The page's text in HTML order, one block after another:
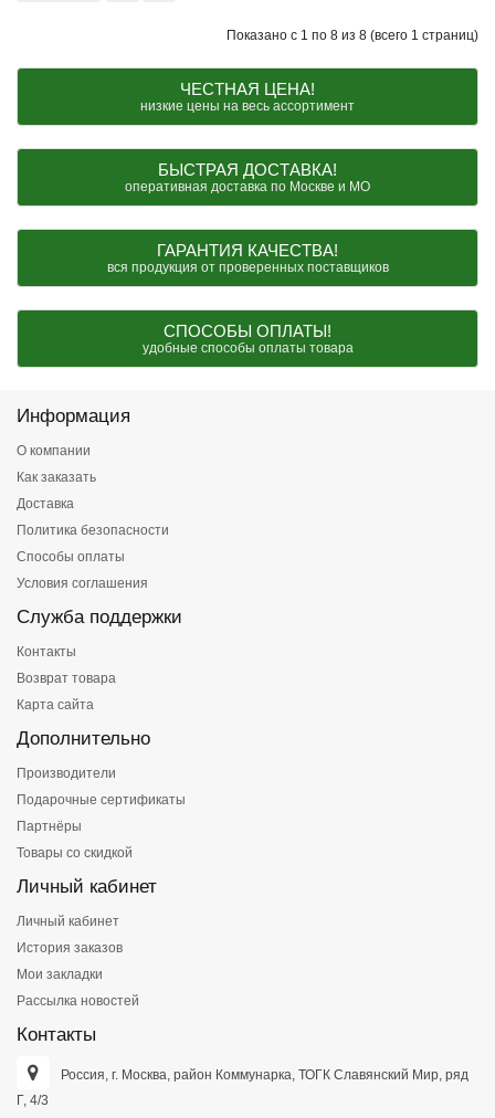
Показано с 1 по 8 из 8 (всего 1 страниц)
ЧЕСТНАЯ ЦЕНА!
низкие цены на весь ассортимент
БЫСТРАЯ ДОСТАВКА!
оперативная доставка по Москве и МО
ГАРАНТИЯ КАЧЕСТВА!
вся продукция от проверенных поставщиков
СПОСОБЫ ОПЛАТЫ!
удобные способы оплаты товара
Информация
О компании
Как заказать
Доставка
Политика безопасности
Способы оплаты
Условия соглашения
Служба поддержки
Контакты
Возврат товара
Карта сайта
Дополнительно
Производители
Подарочные сертификаты
Партнёры
Товары со скидкой
Личный кабинет
Личный кабинет
История заказов
Мои закладки
Рассылка новостей
Контакты
Россия, г. Москва, район Коммунарка, ТОГК Славянский Мир, ряд
Г, 4/3